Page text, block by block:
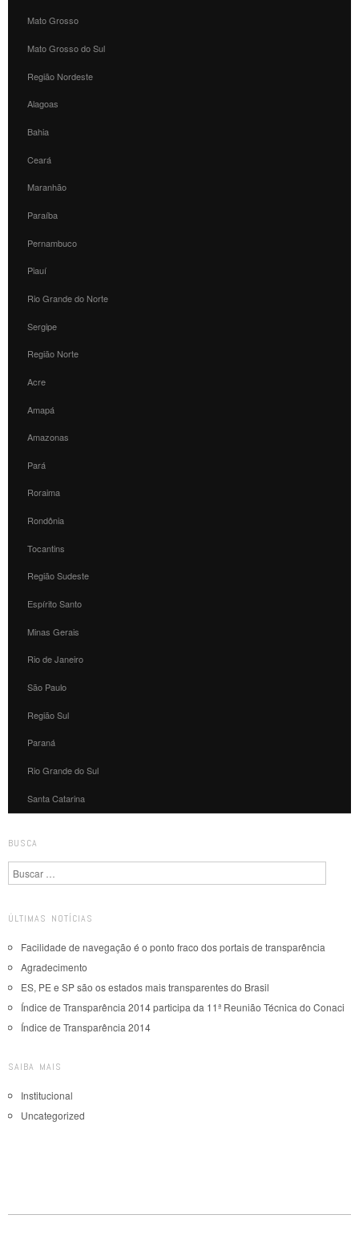
Mato Grosso
Mato Grosso do Sul
Região Nordeste
Alagoas
Bahia
Ceará
Maranhão
Paraíba
Pernambuco
Piauí
Rio Grande do Norte
Sergipe
Região Norte
Acre
Amapá
Amazonas
Pará
Roraima
Rondônia
Tocantins
Região Sudeste
Espírito Santo
Minas Gerais
Rio de Janeiro
São Paulo
Região Sul
Paraná
Rio Grande do Sul
Santa Catarina
BUSCA
Pesquisa
ÚLTIMAS NOTÍCIAS
Facilidade de navegação é o ponto fraco dos portais de transparência
Agradecimento
ES, PE e SP são os estados mais transparentes do Brasil
Índice de Transparência 2014 participa da 11ª Reunião Técnica do Conaci
Índice de Transparência 2014
SAIBA MAIS
Institucional
Uncategorized